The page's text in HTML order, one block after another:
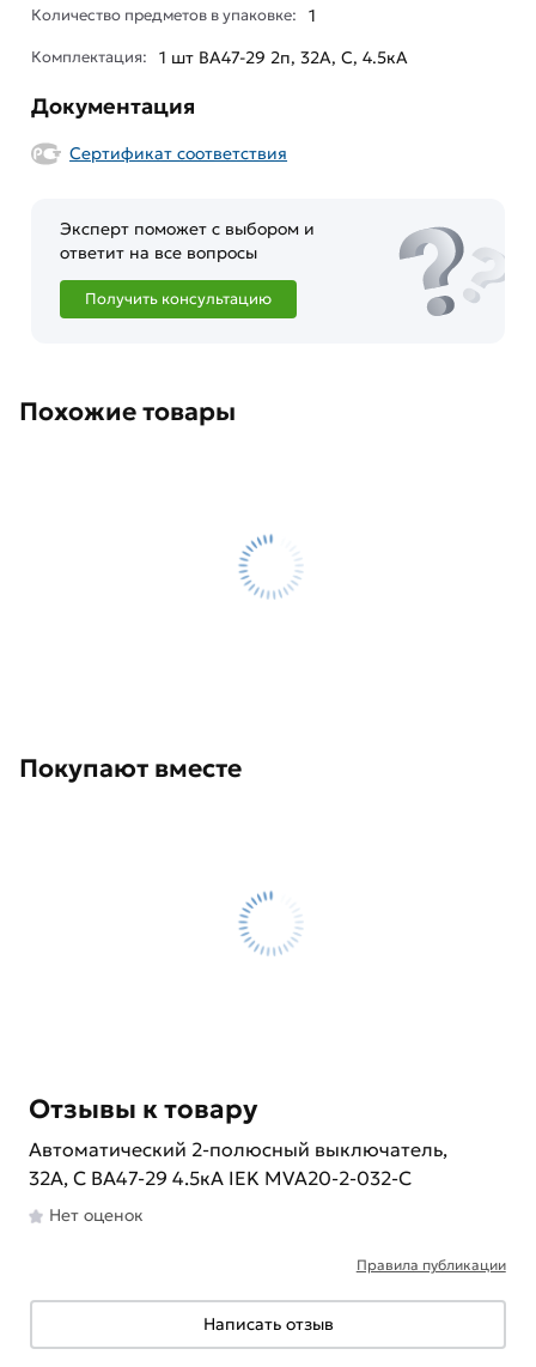
Количество предметов в упаковке: 1
Комплектация: 1 шт ВА47-29 2п, 32А, C, 4.5кА
Документация
Сертификат соответствия
Эксперт поможет с выбором и
ответит на все вопросы
Получить консультацию
Похожие товары
Покупают вместе
Отзывы к товару
Автоматический 2-полюсный выключатель,
32А, С ВА47-29 4.5кА IEK MVA20-2-032-C
Нет оценок
Правила публикации
Написать отзыв